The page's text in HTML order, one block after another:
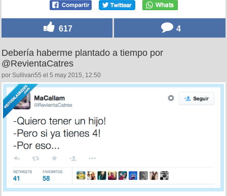
617 4
Debería haberme plantado a tiempo por
@RevientaCatres
por Sullivan55 el 5 may 2015, 12:50